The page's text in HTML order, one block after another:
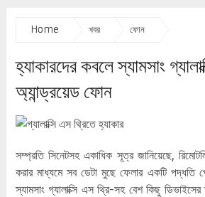
Home খবর ফোন
হ্যাকারদের কবলে স্যামসাং
অ্যান্ড্রয়েড ফোন
সম্প্রতি সিনেটসহ একাধিক সূত্র জানিয়েছে,
করার মাধ্যমে সব ডেটা মুছে ফেলার একটি পদ্ধতি
স্যামসাং গ্যালাক্সি এস থ্রি-সহ বেশ কিছু